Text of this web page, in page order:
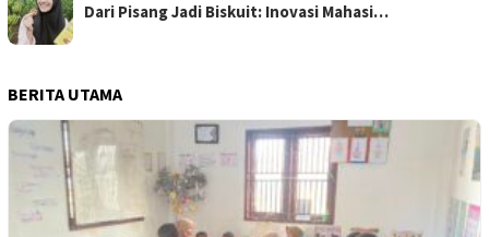
Dari Pisang Jadi Biskuit: Inovasi Mahasi…
BERITA UTAMA